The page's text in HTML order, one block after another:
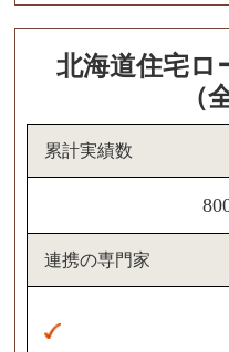
北海道住宅ロ
（
累計実績数
連携の専門家